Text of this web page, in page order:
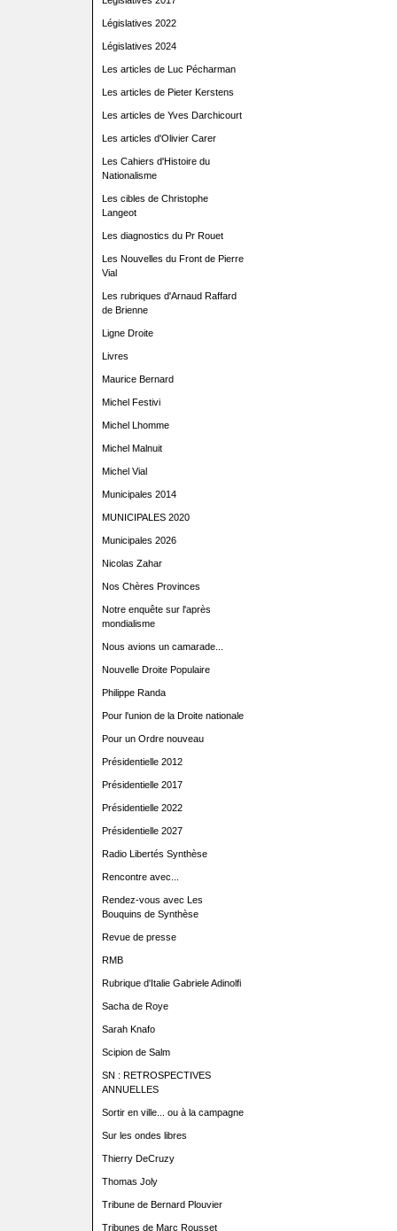
Législatives 2022
Législatives 2024
Les articles de Luc Pécharman
Les articles de Pieter Kerstens
Les articles de Yves Darchicourt
Les articles d'Olivier Carer
Les Cahiers d'Histoire du
Nationalisme
Les cibles de Christophe
Langeot
Les diagnostics du Pr Rouet
Les Nouvelles du Front de Pierre
Vial
Les rubriques d'Arnaud Raffard
de Brienne
Ligne Droite
Livres
Maurice Bernard
Michel Festivi
Michel Lhomme
Michel Malnuit
Michel Vial
Municipales 2014
MUNICIPALES 2020
Municipales 2026
Nicolas Zahar
Nos Chères Provinces
Notre enquête sur l'après
mondialisme
Nous avions un camarade...
Nouvelle Droite Populaire
Philippe Randa
Pour l'union de la Droite nationale
Pour un Ordre nouveau
Présidentielle 2012
Présidentielle 2017
Présidentielle 2022
Présidentielle 2027
Radio Libertés Synthèse
Rencontre avec...
Rendez-vous avec Les
Bouquins de Synthèse
Revue de presse
RMB
Rubrique d'Italie Gabriele Adinolfi
Sacha de Roye
Sarah Knafo
Scipion de Salm
SN : RETROSPECTIVES
ANNUELLES
Sortir en ville... ou à la campagne
Sur les ondes libres
Thierry DeCruzy
Thomas Joly
Tribune de Bernard Plouvier
Tribunes de Marc Rousset